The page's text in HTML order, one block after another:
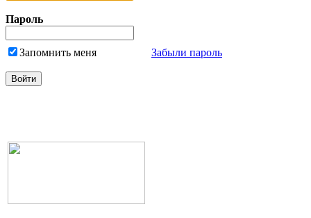
Пароль
Запомнить меня Забыли пароль